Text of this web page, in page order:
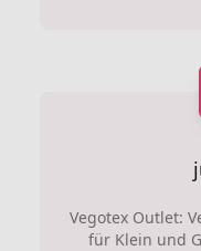
Vegotex Outlet:
für Klein und